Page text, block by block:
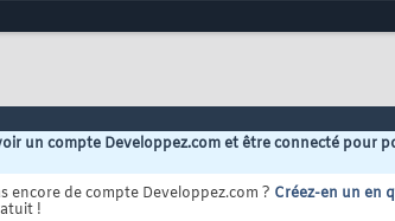
un compte Developpez.com et être connecté pour
encore de compte Developpez.com ? Créez-en un en
!